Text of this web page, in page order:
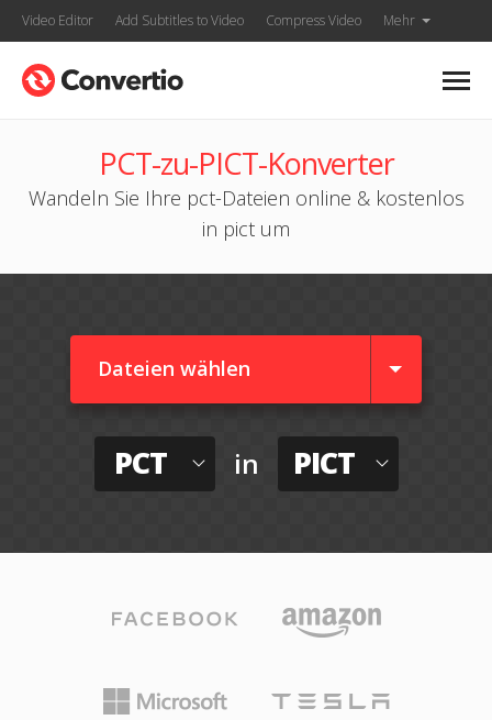
Video Editor Add Subtitles to Video Compress Video Mehr
PCT-zu-PICT-Konverter
Wandeln Sie Ihre pct-Dateien online & kostenlos
in pict um
Dateien wählen
PCT in PICT